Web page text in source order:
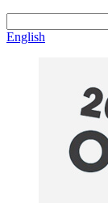
English